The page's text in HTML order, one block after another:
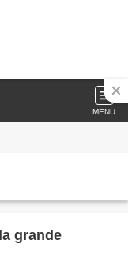
MENU
grande